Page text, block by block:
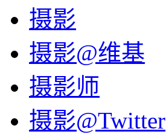
摄影
摄影@维基
摄影师
摄影@Twitter